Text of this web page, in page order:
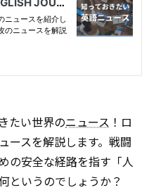
たい世界のニュース ！ロ
ースを解説します。戦闘
の安全な経路を指す「人
というのでしょうか？